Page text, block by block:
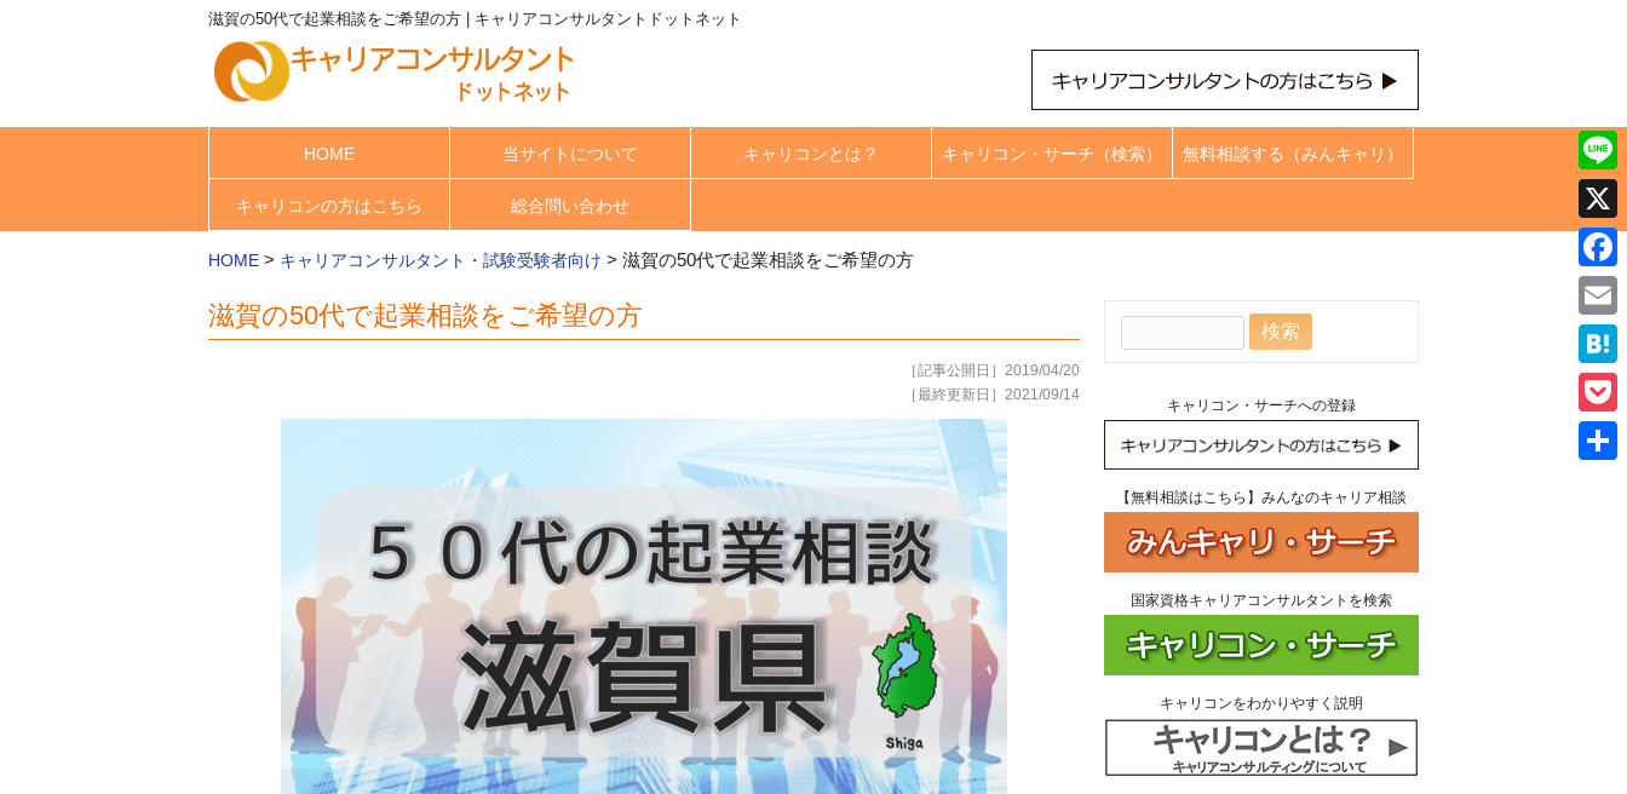
滋賀の50代で起業相談をご希望の方 | キャリアコンサルタントドットネット
HOME 当サイトについて キャリコンとは？ キャリコン・サーチ（検索） 無料相談する（みんキャリ）
キャリコンの方はこちら 総合問い合わせ
HOME > キャリアコンサルタント・試験受験者向け > 滋賀の50代で起業相談をご希望の方
滋賀の50代で起業相談をご希望の方
［記事公開日］2019/04/20
［最終更新日］2021/09/14
キャリコン・サーチへの登録
【無料相談はこちら】みんなのキャリア相談
国家資格キャリアコンサルタントを検索
キャリコンをわかりやすく説明
Line
X
Email